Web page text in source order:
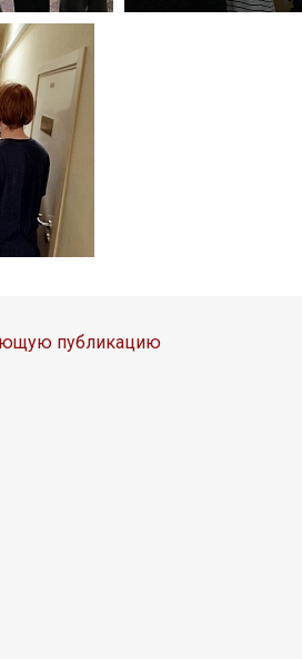
публикацию